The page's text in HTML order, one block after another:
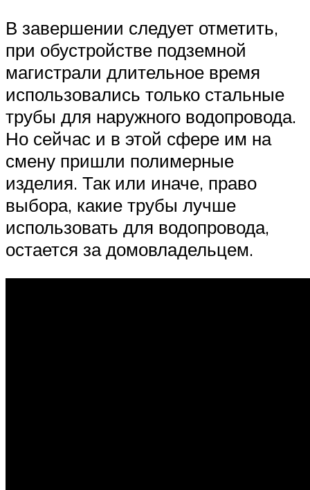
В завершении следует отметить,
при обустройстве подземной
магистрали длительное время
использовались только стальные
трубы для наружного водопровода.
Но сейчас и в этой сфере им на
смену пришли полимерные
изделия. Так или иначе, право
выбора, какие трубы лучше
использовать для водопровода,
остается за домовладельцем.